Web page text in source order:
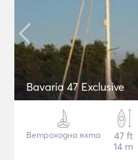
Bavaria 47 Exclusive
Ветроходна яхта
47 ft
14 m